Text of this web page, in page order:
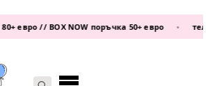
// BOX NOW поръчка 50+ евро • телефон: